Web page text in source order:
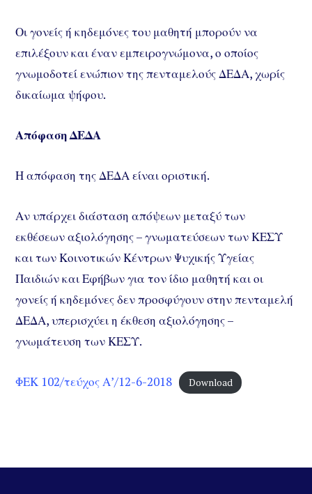
Οι γονείς ή κηδεμόνες του μαθητή μπορούν να
επιλέξουν και έναν εμπειρογνώμονα, ο οποίος
γνωμοδοτεί ενώπιον της πενταμελούς ΔΕΔΑ, χωρίς
δικαίωμα ψήφου.
Απόφαση ΔΕΔΑ
Η απόφαση της ΔΕΔΑ είναι οριστική.
Αν υπάρχει διάσταση απόψεων μεταξύ των
εκθέσεων αξιολόγησης – γνωματεύσεων των ΚΕΣΥ
και των Κοινοτικών Κέντρων Ψυχικής Υγείας
Παιδιών και Εφήβων για τον ίδιο μαθητή και οι
γονείς ή κηδεμόνες δεν προσφύγουν στην πενταμελή
ΔΕΔΑ, υπερισχύει η έκθεση αξιολόγησης –
γνωμάτευση των ΚΕΣΥ.
ΦΕΚ 102/τεύχος Α’/12-6-2018 Download